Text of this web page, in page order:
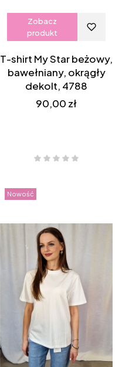
Zobacz
produkt
T-shirt My Star beżowy,
bawełniany, okrągły
dekolt, 4788
Cena
90,00 zł
Nowość